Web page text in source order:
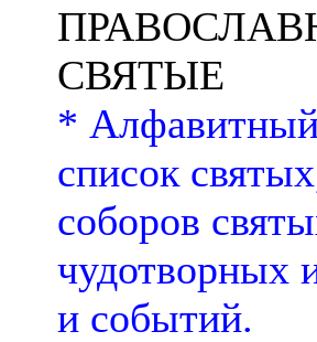
СВЯТЫЕ
*
список
соборов
чудотворных
и событий.